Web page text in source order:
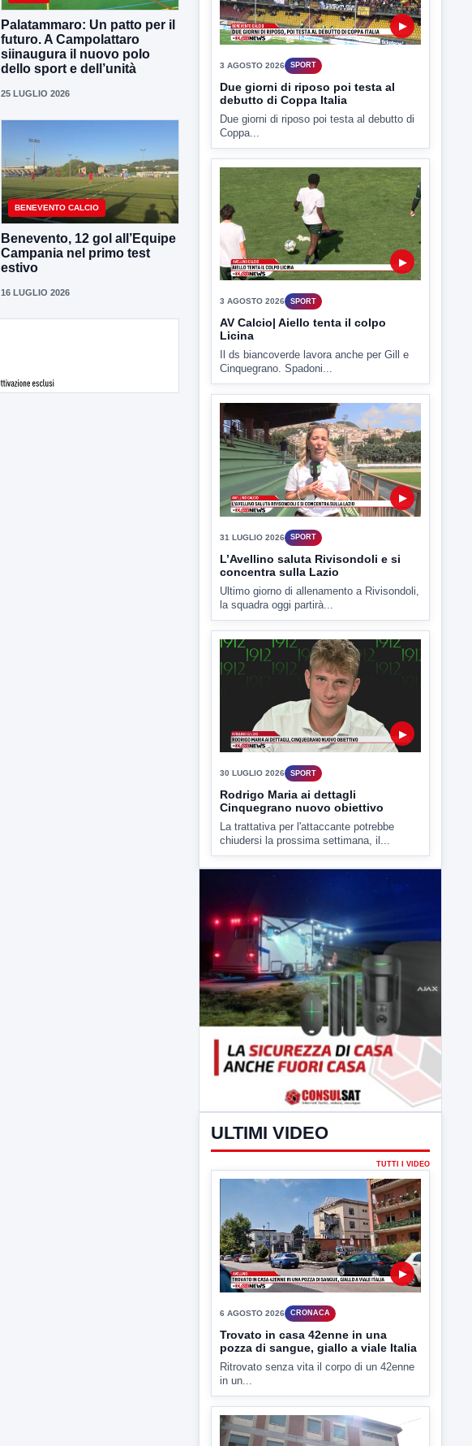
Palatammaro: Un patto per il
futuro. A Campolattaro
siinaugura il nuovo polo
dello sport e dell’unità
25 LUGLIO 2026
BENEVENTO CALCIO
Benevento, 12 gol all’Equipe
Campania nel primo test
estivo
16 LUGLIO 2026
▶
3 AGOSTO 2026 SPORT
Due giorni di riposo poi testa al
debutto di Coppa Italia
Due giorni di riposo poi testa al debutto di
Coppa...
▶
3 AGOSTO 2026 SPORT
AV Calcio| Aiello tenta il colpo
Licina
Il ds biancoverde lavora anche per Gill e
Cinquegrano. Spadoni...
▶
31 LUGLIO 2026 SPORT
L’Avellino saluta Rivisondoli e si
concentra sulla Lazio
Ultimo giorno di allenamento a Rivisondoli,
la squadra oggi partirà...
▶
30 LUGLIO 2026 SPORT
Rodrigo Maria ai dettagli
Cinquegrano nuovo obiettivo
La trattativa per l'attaccante potrebbe
chiudersi la prossima settimana, il...
ULTIMI VIDEO
TUTTI I VIDEO
▶
6 AGOSTO 2026 CRONACA
Trovato in casa 42enne in una
pozza di sangue, giallo a viale Italia
Ritrovato senza vita il corpo di un 42enne
in un...